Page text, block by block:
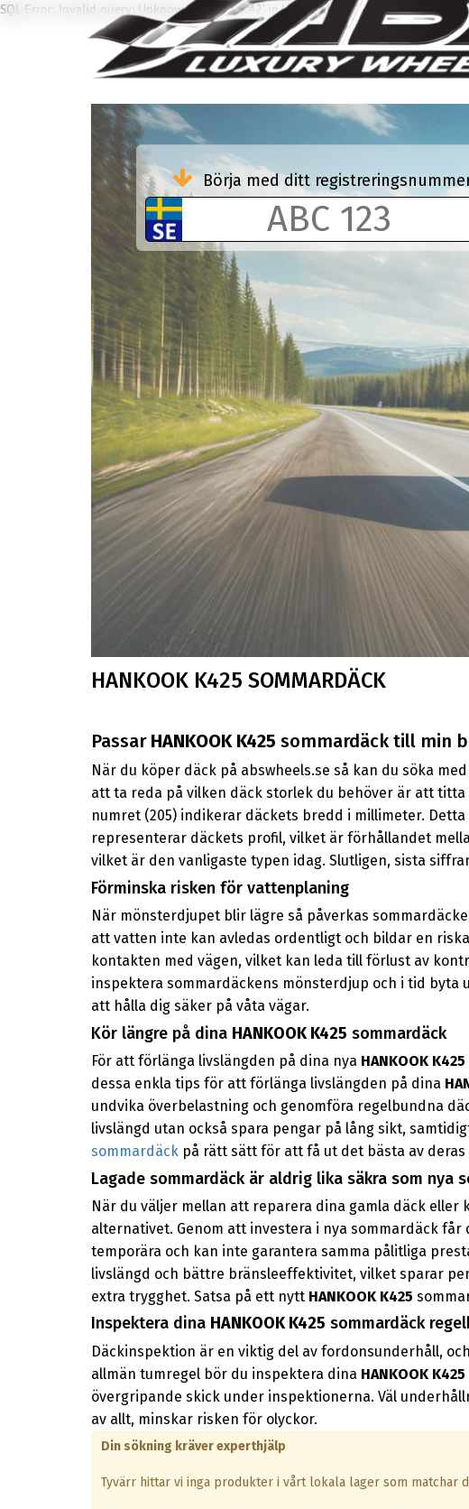
SQL Error: Invalid query: Unknown column 'K42' in 'where clause'
Börja med ditt
HANKOOK K425 SOMMARDÄCK
Passar HANKOOK K425 sommardäck till min
När du köper däck på abswheels.se så kan du söka
att ta reda på vilken däck storlek du behöver är att
numret (205) indikerar däckets bredd i millimeter.
representerar däckets profil, vilket är förhållandet
vilket är den vanligaste typen idag. Slutligen, sista
Förminska risken för vattenplaning
När mönsterdjupet blir lägre så påverkas
att vatten inte kan avledas ordentligt och bildar en
kontakten med vägen, vilket kan leda till förlust av
inspektera sommardäckens mönsterdjup och i tid byta
att hålla dig säker på våta vägar.
Kör längre på dina HANKOOK K425 sommardäck
För att förlänga livslängden på dina nya HANKOOK K425
dessa enkla tips för att förlänga livslängden på dina
undvika överbelastning och genomföra regelbundna
livslängd utan också spara pengar på lång sikt,
sommardäckpå rätt sätt för att få ut det bästa av
Lagade sommardäck är aldrig lika säkra som nya
När du väljer mellan att reparera dina gamla däck eller
alternativet. Genom att investera i nya sommardäck
temporära och kan inte garantera samma pålitliga
livslängd och bättre bränsleeffektivitet, vilket sparar
extra trygghet. Satsa på ett nytt HANKOOK K425
Inspektera dina HANKOOK K425 sommardäck
Däckinspektion är en viktig del av fordonsunderhåll,
allmän tumregel bör du inspektera dina HANKOOK K425
övergripande skick under inspektionerna. Väl
av allt, minskar risken för olyckor.
Din sökning kräver experthjälp
Tyvärr hittar vi inga produkter i vårt lokala lager som matchar